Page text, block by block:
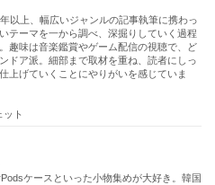
以上、幅広いジャンルの記事執筆に携わっ
テーマを一から調べ、深掘りしていく過程
趣味は音楽鑑賞やゲーム配信の視聴で、ど
ドア派。細部まで取材を重ね、読者にしっ
上げていくことにやりがいを感じていま
ト
ケースといった小物集めが大好き。韓国